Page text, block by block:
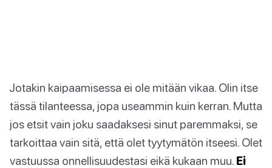
Jotakin kaipaamisessa ei ole mitään vikaa. Olin itse
tässä tilanteessa, jopa useammin kuin kerran. Mutta
jos etsit vain joku saadaksesi sinut paremmaksi, se
tarkoittaa vain sitä, että olet tyytymätön itseesi. Olet
vastuussa onnellisuudestasi eikä kukaan muu. Ei